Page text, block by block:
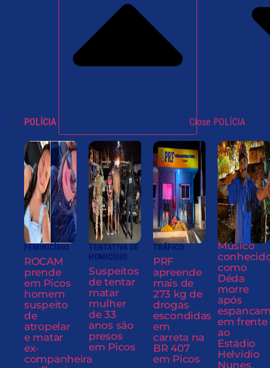
POLÍCIA Close POLÍCIA
FEMINICÍDIO
ROCAM
prende
em Picos
homem
suspeito
de
atropelar
e matar
ex-
companheira
TENTATIVA DE
HOMICÍDIO
Suspeitos
de tentar
matar
mulher
de 33
anos são
presos
em Picos
TRÁFICO
PRF
apreende
mais de
273 kg de
drogas
escondidas
em
carreta na
BR 407
em Picos
Músico
como
Déda
morre
após
em frente
ao
Estádio
Helvídio
Nunes,